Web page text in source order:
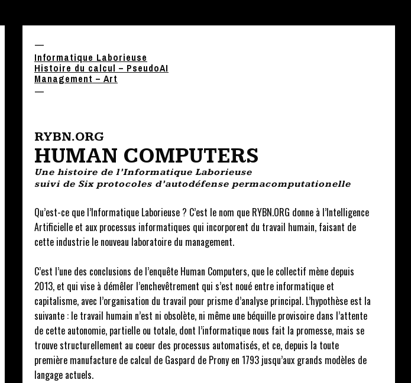
—
Informatique Laborieuse
Histoire du calcul – PseudoAI
Management – Art
—
RYBN.ORG
HUMAN COMPUTERS
Une histoire de l’Informatique Laborieuse
suivi de Six protocoles d’autodéfense permacomputationelle
Qu’est-ce que l’Informatique Laborieuse ? C’est le nom que RYBN.ORG donne à l’Intelligence
Artificielle et aux processus informatiques qui incorporent du travail humain, faisant de
cette industrie le nouveau laboratoire du management.
C’est l’une des conclusions de l’enquête Human Computers, que le collectif mène depuis
2013, et qui vise à démêler l’enchevêtrement qui s’est noué entre informatique et
capitalisme, avec l’organisation du travail pour prisme d’analyse principal. L’hypothèse est la
suivante : le travail humain n’est ni obsolète, ni même une béquille provisoire dans l’attente
de cette autonomie, partielle ou totale, dont l’informatique nous fait la promesse, mais se
trouve structurellement au coeur des processus automatisés, et ce, depuis la toute
première manufacture de calcul de Gaspard de Prony en 1793 jusqu’aux grands modèles de
langage actuels.